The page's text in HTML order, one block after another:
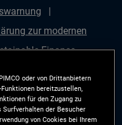
zur modernen
Finance
Präferenzmanager
oder von Drittanbietern
bereitzustellen,
für den Zugang zu
Surfverhalten der Besucher
von Cookies bei Ihrem